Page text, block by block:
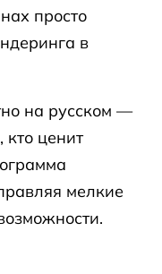
просто
в
на русском —
ценит
мелкие